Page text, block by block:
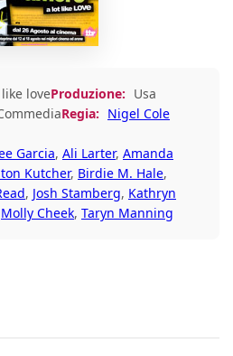
loveProduzione: Usa
Regia: Nigel Cole
Garcia, Ali Larter, Amanda
Kutcher, Birdie M. Hale,
, Josh Stamberg, Kathryn
Molly Cheek, Taryn Manning